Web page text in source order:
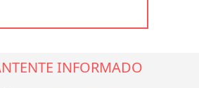
INFORMADO